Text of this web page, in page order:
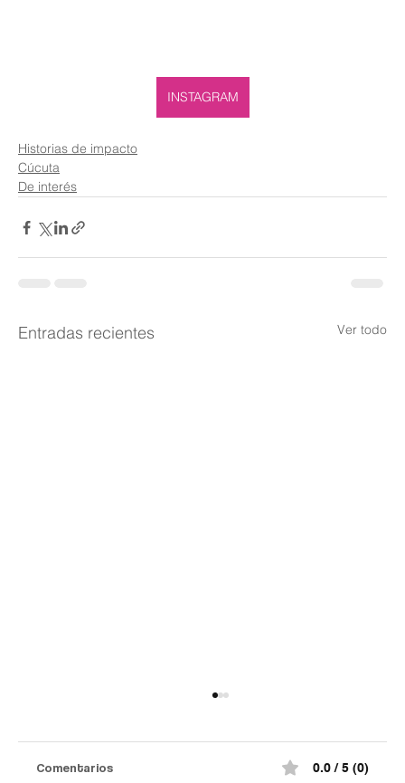
INSTAGRAM
Historias de impacto
Cúcuta
De interés
Entradas recientes Ver todo
Comentarios 0.0 / 5 (0)